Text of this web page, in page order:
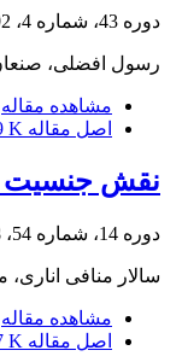
دوره 43، شماره 4، 1392، صفحه
رسول افضلی،
مشاهده مقاله
اصل مقاله K
نقش جنسیت
دوره 14، شماره 54، 1388
سالار منافی اناری،
مشاهده مقاله
اصل مقاله K